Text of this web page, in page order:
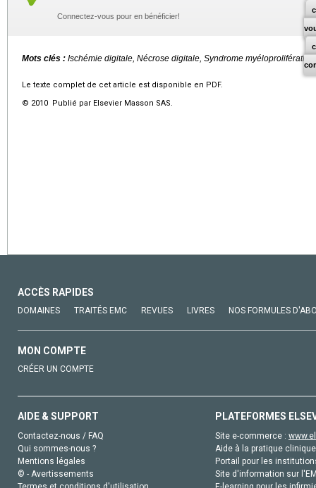
Connectez-vous pour en bénéficier!
Mots clés : Ischémie digitale, Nécrose digitale, Syndrome myéloprolifératif
Le texte complet de cet article est disponible en PDF.
© 2010 Publié par Elsevier Masson SAS.
ACCÈS RAPIDES
DOMAINES TRAITÉS EMC REVUES LIVRES NOS FORMULES
MON COMPTE
CRÉER UN COMPTE
AIDE & SUPPORT
Contactez-nous / FAQ
Qui sommes-nous ?
Mentions légales
© - Avertissements
PLATEFORMES
Site e-commerce :
Aide à la pratique
Portail pour les
Site d'information sur